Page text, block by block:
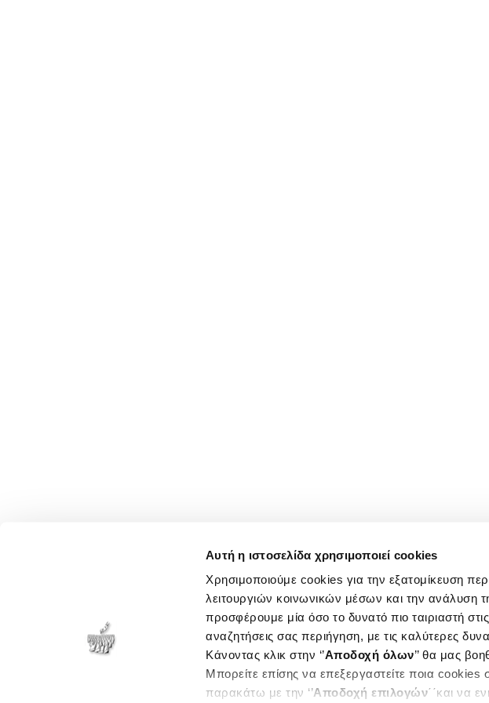
Αυτή η ιστοσελίδα χρησιμοποιεί cookies
Χρησιμοποιούμε cookies για την εξατομίκευση
λειτουργιών κοινωνικών μέσων και την ανάλυση
προσφέρουμε μία όσο το δυνατό πιο ταιριαστή
αναζητήσεις σας περιήγηση, με τις καλύτερες
Κάνοντας κλικ στην ‘’Αποδοχή όλων’’ θα μας
Μπορείτε επίσης να επεξεργαστείτε ποια cookies
παρακάτω με την ‘’Αποδοχή επιλογών΄΄και να